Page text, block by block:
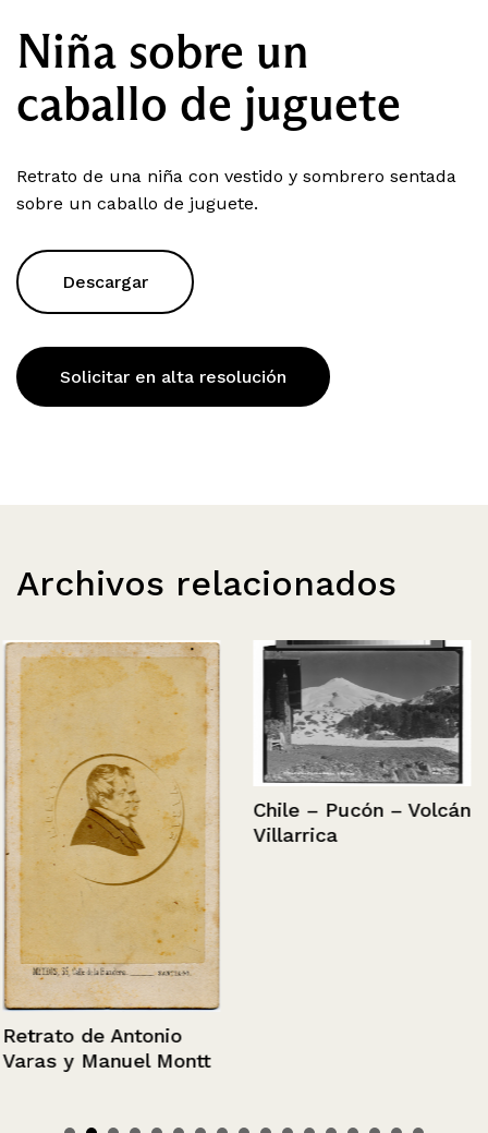
Niña sobre un
caballo de juguete
Retrato de una niña con vestido y sombrero sentada
sobre un caballo de juguete.
Descargar
Solicitar en alta resolución
Archivos relacionados
Retrato de Antonio
Varas y Manuel Montt
Chile – Pucón – Volcán
Villarrica